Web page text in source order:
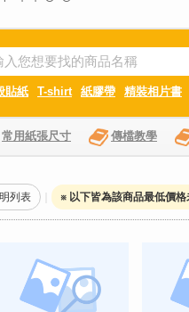
貼紙 T-shirt 紙膠帶 精裝相片書
常用紙張尺寸 傳檔教學
列表 ※ 以下皆為該商品最低價格